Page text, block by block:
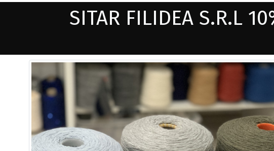
SITAR FILIDEA S.R.L